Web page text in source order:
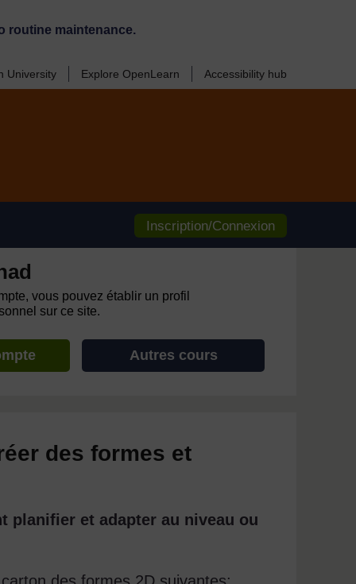
routine maintenance.
University Explore OpenLearn Accessibility hub
Inscription/Connexion
vous pouvez établir un profil
sur ce site.
Autres cours
des formes et
planifier et adapter au niveau ou